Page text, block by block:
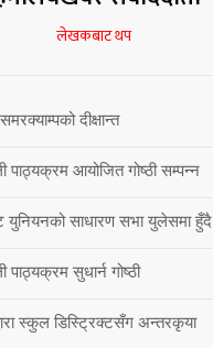
लेखकबाट थप
दीक्षान्त
पाठ्यक्रम आयोजित गोष्ठी सम्पन्न
युनियनको साधारण सभा युलेसमा हुँदै
पाठ्यक्रम सुधार्न गोष्ठी
स्कुल डिस्ट्रिक्टसँग अन्तरकृया